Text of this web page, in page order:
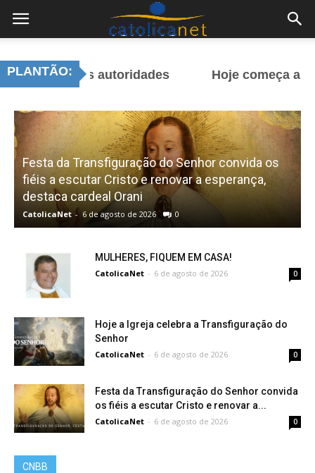
PLANTÃO:
autoridades Hoje começa a novena pela
Festa da Transfiguração do Senhor convida os
fiéis a escutar Cristo e renovar a esperança,
destaca cardeal Orani
CatolicaNet - 6 de agosto de 2026 0
MULHERES, FIQUEM EM CASA!
CatolicaNet - 6 de agosto de 2026 0
Hoje a Igreja celebra a Transfiguração do
Senhor
CatolicaNet - 6 de agosto de 2026 0
Festa da Transfiguração do Senhor convida
os fiéis a escutar Cristo e renovar a...
CatolicaNet - 6 de agosto de 2026 0
CNBB